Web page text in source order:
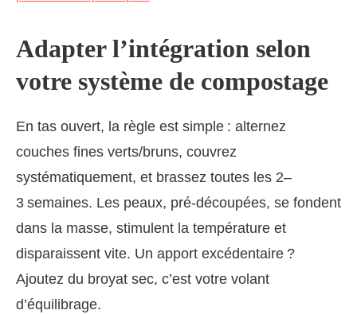
Adapter l’intégration selon
votre système de compostage
En tas ouvert, la règle est simple : alternez
couches fines verts/bruns, couvrez
systématiquement, et brassez toutes les 2–
3 semaines. Les peaux, pré-découpées, se fondent
dans la masse, stimulent la température et
disparaissent vite. Un apport excédentaire ?
Ajoutez du broyat sec, c’est votre volant
d’équilibrage.